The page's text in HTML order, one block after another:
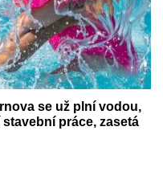
se už plní vodou,
práce, zasetá